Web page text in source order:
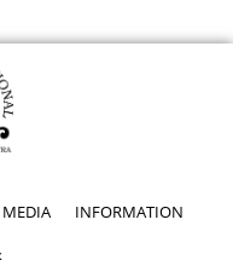
MEDIA INFORMATION